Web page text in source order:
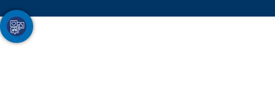
Youtube
Facebook
Twitter
TikTok
Instagram